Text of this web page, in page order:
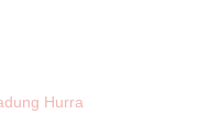
Hurra